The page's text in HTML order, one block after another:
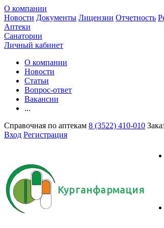
О компании
Новости Документы Лицензии Отчетность
Аптеки
Санатории
Личный кабинет
О компании
Новости
Статьи
Вопрос-ответ
Вакансии
...
Справочная по аптекам 8 (3522) 410-010
Вход Регистрация
Курганфармация